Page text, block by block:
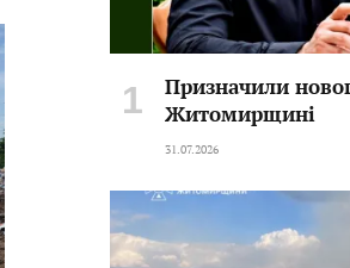
Призначили
Житомирщині
31.07.2026